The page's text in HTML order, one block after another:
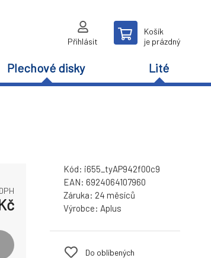
Přihlásit
Košík
je prázdný
Plechové disky Lité
Kód: i655_tyAP942f00c9
EAN: 6924064107960
Záruka: 24 měsíců
Výrobce: Aplus
Do oblíbených